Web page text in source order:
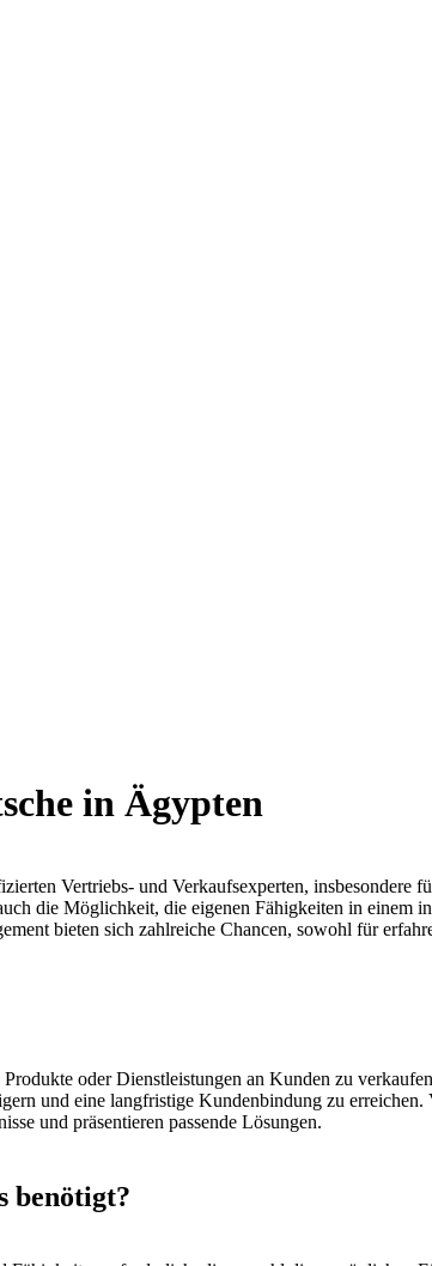
in Ägypten
Vertriebs- und Verkaufsexperten, insbesondere
die Möglichkeit, die eigenen Fähigkeiten in einem
bieten sich zahlreiche Chancen, sowohl für
oder Dienstleistungen an Kunden zu
und eine langfristige Kundenbindung zu
und präsentieren passende Lösungen.
benötigt?